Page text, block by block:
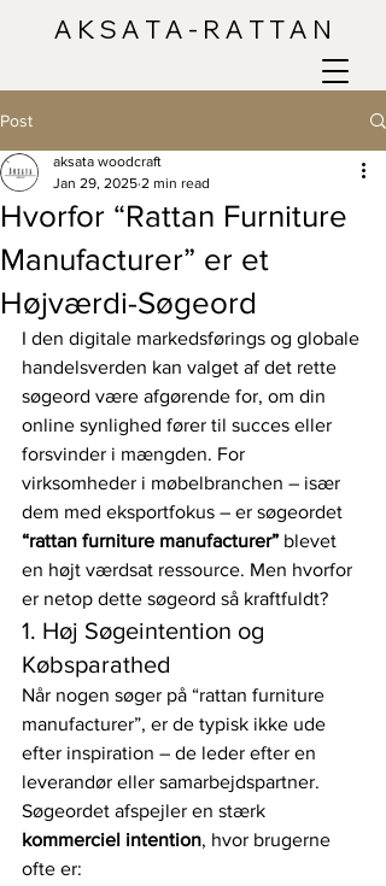
A K S A T A - R A T T A N
Post
Hvorfor “Rattan Furniture
Manufacturer” er et
Højværdi-Søgeord
aksata woodcraft
Jan 29, 2025 2 min read
I den digitale markedsførings og globale
handelsverden kan valget af det rette
søgeord være afgørende for, om din
online synlighed fører til succes eller
forsvinder i mængden. For
virksomheder i møbelbranchen – især
dem med eksportfokus – er søgeordet
“rattan furniture manufacturer” blevet
en højt værdsat ressource. Men hvorfor
er netop dette søgeord så kraftfuldt?
1. Høj Søgeintention og
Købsparathed
Når nogen søger på “rattan furniture
manufacturer”, er de typisk ikke ude
efter inspiration – de leder efter en
leverandør eller samarbejdspartner.
Søgeordet afspejler en stærk
kommerciel intention, hvor brugerne
ofte er: